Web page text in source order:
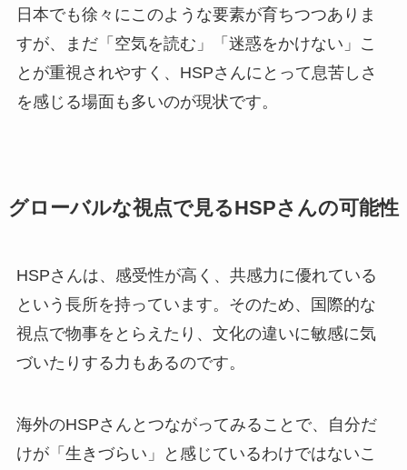
日本でも徐々にこのような要素が育ちつつありま
すが、まだ「空気を読む」「迷惑をかけない」こ
とが重視されやすく、HSPさんにとって息苦しさ
を感じる場面も多いのが現状です。
グローバルな視点で見るHSPさんの可能性
HSPさんは、感受性が高く、共感力に優れている
という長所を持っています。そのため、国際的な
視点で物事をとらえたり、文化の違いに敏感に気
づいたりする力もあるのです。
海外のHSPさんとつながってみることで、自分だ
けが「生きづらい」と感じているわけではないこ